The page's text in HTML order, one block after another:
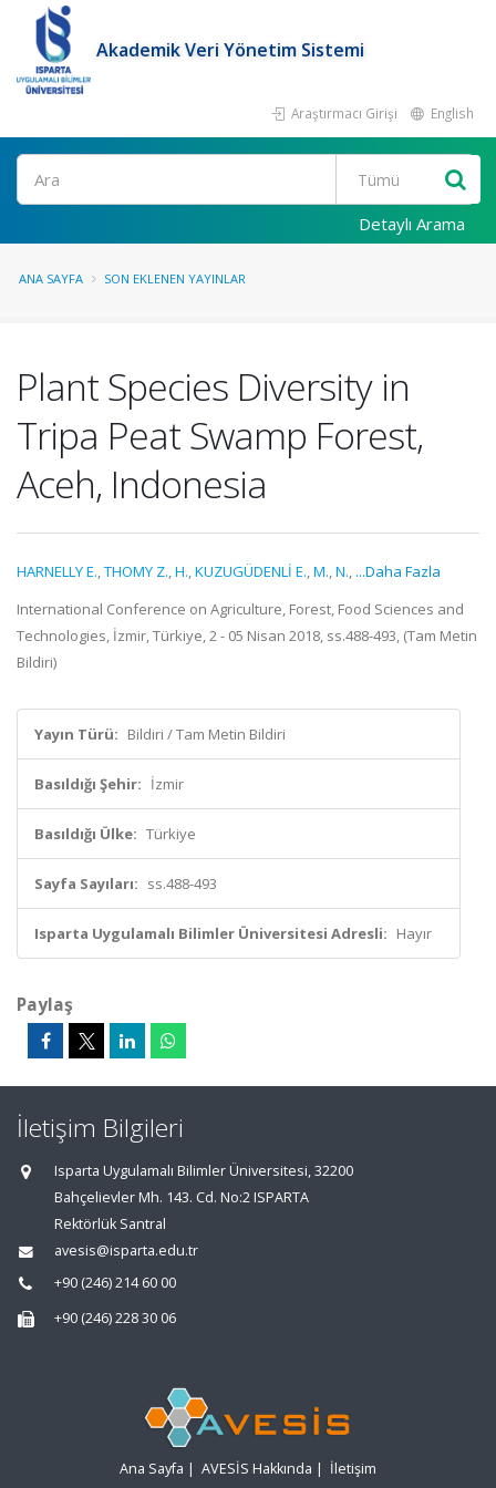
Akademik Veri Yönetim Sistemi
Araştırmacı Girişi English
Ara
Detaylı Arama
ANA SAYFA SON EKLENEN YAYINLAR
Plant Species Diversity in
Tripa Peat Swamp Forest,
Aceh, Indonesia
HARNELLY E.,THOMY Z.,H.,KUZUGÜDENLİ E.,M.,N., ...Daha Fazla
International Conference on Agriculture, Forest, Food Sciences and
Technologies, İzmir, Türkiye, 2 - 05 Nisan 2018, ss.488-493, (Tam Metin
Bildiri)
Yayın Türü: Bildiri / Tam Metin Bildiri
Basıldığı Şehir: İzmir
Basıldığı Ülke: Türkiye
Sayfa Sayıları: ss.488-493
Isparta Uygulamalı Bilimler Üniversitesi Adresli: Hayır
Paylaş
İletişim Bilgileri
Isparta Uygulamalı Bilimler Üniversitesi, 32200
Bahçelievler Mh. 143. Cd. No:2 ISPARTA
Rektörlük Santral
avesis@isparta.edu.tr
+90 (246) 214 60 00
+90 (246) 228 30 06
Ana Sayfa | AVESİS Hakkında | İletişim